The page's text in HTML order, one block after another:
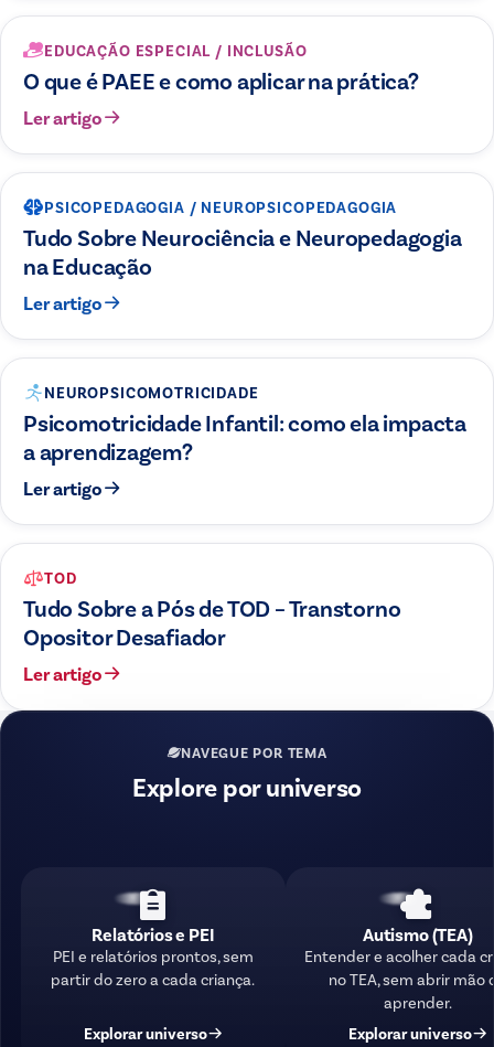
EDUCAÇÃO ESPECIAL / INCLUSÃO
O que é PAEE e como aplicar na prática?
Ler artigo
PSICOPEDAGOGIA / NEUROPSICOPEDAGOGIA
Tudo Sobre Neurociência e Neuropedagogia
na Educação
Ler artigo
NEUROPSICOMOTRICIDADE
Psicomotricidade Infantil: como ela impacta
a aprendizagem?
Ler artigo
TOD
Tudo Sobre a Pós de TOD – Transtorno
Opositor Desafiador
Ler artigo
NAVEGUE POR TEMA
Explore por universo
Relatórios e PEI
PEI e relatórios prontos, sem
partir do zero a cada criança.
Explorar universo
Autismo (TEA)
Entender e acolher cada
no TEA, sem abrir mão
aprender.
Explorar universo